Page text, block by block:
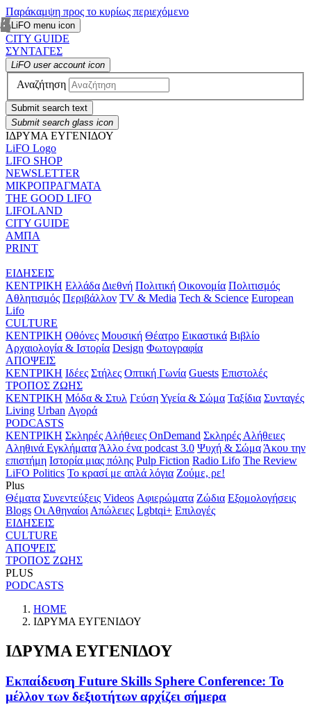
Παράκαμψη προς το κυρίως περιεχόμενο
LiFO menu icon
CITY GUIDE
ΣΥΝΤΑΓΕΣ
LiFO user account icon
Αναζήτηση
Submit search text
Submit search glass icon
ΙΔΡΥΜΑ ΕΥΓΕΝΙΔΟΥ
LiFO Logo
LIFO SHOP
NEWSLETTER
ΜΙΚΡΟΠΡΑΓΜΑΤΑ
THE GOOD LIFO
LIFOLAND
CITY GUIDE
ΑΜΠΑ
PRINT
ΕΙΔΗΣΕΙΣ
ΚΕΝΤΡΙΚΗ Ελλάδα Διεθνή Πολιτική Οικονομία Πολιτισμός
Αθλητισμός Περιβάλλον TV & Media Tech & Science European
Lifo
CULTURE
ΚΕΝΤΡΙΚΗ Οθόνες Μουσική Θέατρο Εικαστικά Βιβλίο
Αρχαιολογία & Ιστορία Design Φωτογραφία
ΑΠΟΨΕΙΣ
ΚΕΝΤΡΙΚΗ Ιδέες Στήλες Οπτική Γωνία Guests Επιστολές
ΤΡΟΠΟΣ ΖΩΗΣ
ΚΕΝΤΡΙΚΗ Μόδα & Στυλ ΓεύσηΥγεία & Σώμα Ταξίδια Συνταγές
Living Urban Αγορά
PODCASTS
ΚΕΝΤΡΙΚΗ Σκληρές Αλήθειες OnDemand Σκληρές Αλήθειες
Αληθινά Εγκλήματα Άλλο ένα podcast 3.0 Ψυχή & Σώμα Άκου την
επιστήμη Ιστορία μιας πόλης Pulp Fiction Radio Lifo The Review
LiFO Politics Το κρασί με απλά λόγια Ζούμε, ρε!
Plus
Θέματα Συνεντεύξεις Videos Αφιερώματα Ζώδια Εξομολογήσεις
Blogs Οι Αθηναίοι Απώλειες Lgbtqi+ Επιλογές
ΕΙΔΗΣΕΙΣ
CULTURE
ΑΠΟΨΕΙΣ
ΤΡΟΠΟΣ ΖΩΗΣ
PLUS
PODCASTS
HOME
ΙΔΡΥΜΑ ΕΥΓΕΝΙΔΟΥ
ΙΔΡΥΜΑ ΕΥΓΕΝΙΔΟΥ
Εκπαίδευση Future Skills Sphere Conference: To
μέλλον των δεξιοτήτων αρχίζει σήμερα